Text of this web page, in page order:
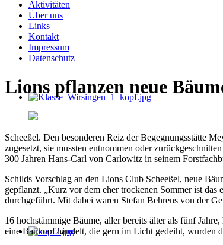
Aktivitäten
Über uns
Links
Kontakt
Impressum
Datenschutz
Lions pflanzen neue
Scheeßel. Den besonderen Reiz der Begegnungsstätte
zugesetzt, sie mussten entnommen oder
300 Jahren Hans-Carl von Carlowitz in seinem
Schilds Vorschlag an den Lions Club Scheeßel, neue
gepflanzt. „Kurz vor dem eher trockenen Sommer ist
durchgeführt. Mit dabei waren Stefan Behrens von der
16 hochstämmige Bäume, aller bereits älter als fünf
eine Baumart handelt, die gern im Licht gedeiht, wurden